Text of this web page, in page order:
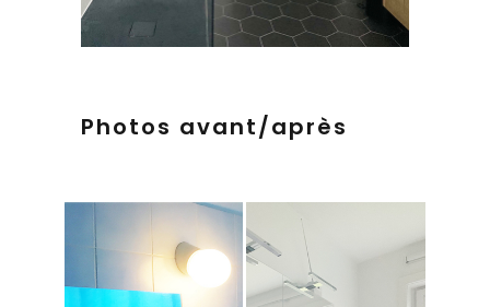
Photos avant/après